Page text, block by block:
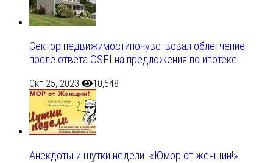
Сектор недвижимостипочувствовал облегчение
после ответа OSFI на предложения по ипотеке
Окт 25, 2023 10,548
Анекдоты и шутки недели. «Юмор от женщин!»